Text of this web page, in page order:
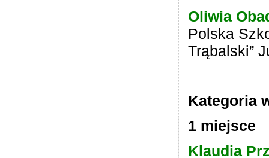
Oliwia
Polska
Trąbalski”
Kategoria
1 miejsce
Klaudia